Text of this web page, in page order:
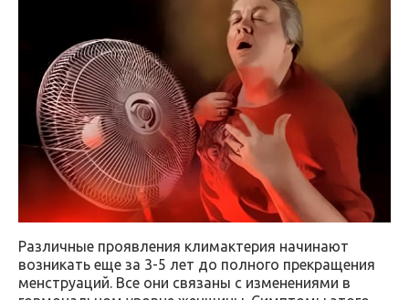
Различные проявления климактерия начинают
возникать еще за 3-5 лет до полного прекращения
менструаций. Все они связаны с изменениями в